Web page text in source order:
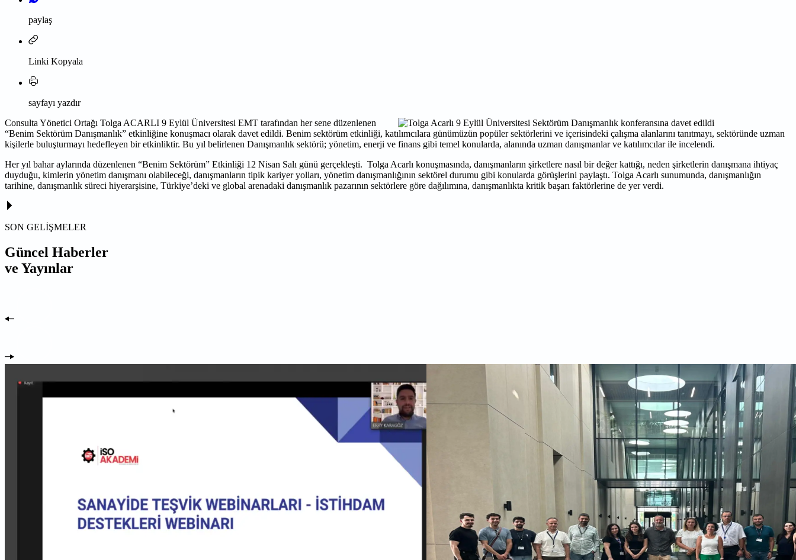
paylaş
Linki Kopyala
sayfayı yazdır
Consulta Yönetici Ortağı Tolga ACARLI 9 Eylül Üniversitesi EMT tarafından her sene düzenlenen
“Benim Sektörüm Danışmanlık” etkinliğine konuşmacı olarak davet edildi. Benim sektörüm etkinliği, katılımcılara günümüzün popüler sektörlerini ve içerisindeki çalışma alanlarını tanıtmayı, sektöründe uzman
kişilerle buluşturmayı hedefleyen bir etkinliktir. Bu yıl belirlenen Danışmanlık sektörü; yönetim, enerji ve finans gibi temel konularda, alanında uzman danışmanlar ve katılımcılar ile incelendi.
Her yıl bahar aylarında düzenlenen “Benim Sektörüm” Etkinliği 12 Nisan Salı günü gerçekleşti. Tolga Acarlı konuşmasında, danışmanların şirketlere nasıl bir değer kattığı, neden şirketlerin danışmana ihtiyaç
duyduğu, kimlerin yönetim danışmanı olabileceği, danışmanların tipik kariyer yolları, yönetim danışmanlığının sektörel durumu gibi konularda görüşlerini paylaştı. Tolga Acarlı sunumunda, danışmanlığın
tarihine, danışmanlık süreci hiyerarşisine, Türkiye’deki ve global arenadaki danışmanlık pazarının sektörlere göre dağılımına, danışmanlıkta kritik başarı faktörlerine de yer verdi.
SON GELİŞMELER
Güncel Haberler
ve Yayınlar